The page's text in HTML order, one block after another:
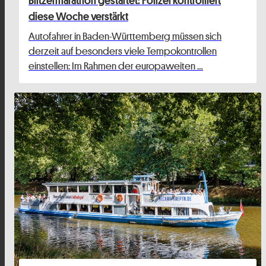
diese Woche verstärkt
Autofahrer in Baden-Württemberg müssen sich
derzeit auf besonders viele Tempokontrollen
einstellen: Im Rahmen der europaweiten …